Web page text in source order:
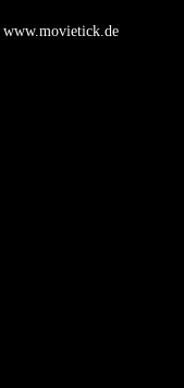
www.movietick.de